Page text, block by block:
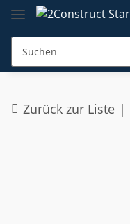
Zurück zur Liste